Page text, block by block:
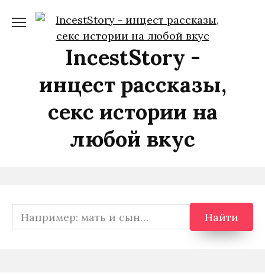
содержанию
IncestStory -
инцест рассказы,
секс истории на
любой вкус
Search
for:
Найти